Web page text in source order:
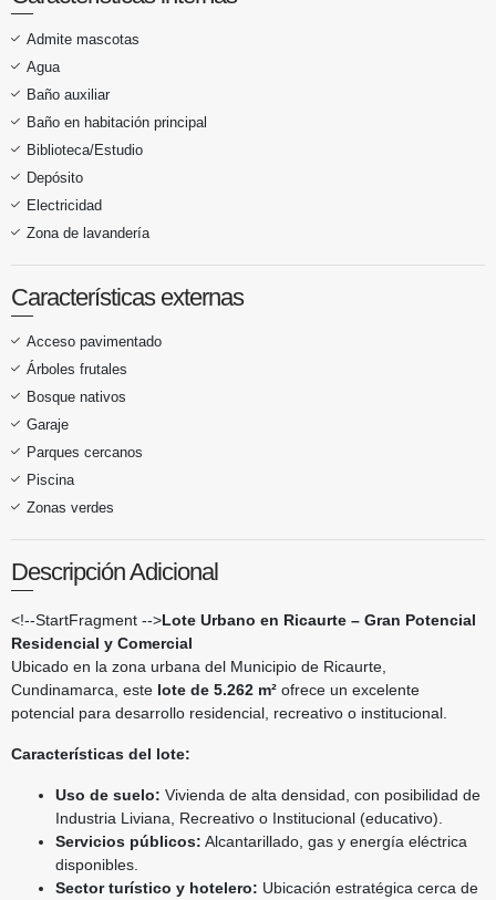
Admite mascotas
Agua
Baño auxiliar
Baño en habitación principal
Biblioteca/Estudio
Depósito
Electricidad
Zona de lavandería
Características externas
Acceso pavimentado
Árboles frutales
Bosque nativos
Garaje
Parques cercanos
Piscina
Zonas verdes
Descripción Adicional
<!--StartFragment -->Lote Urbano en Ricaurte – Gran Potencial
Residencial y Comercial
Ubicado en la zona urbana del Municipio de Ricaurte,
Cundinamarca, este lote de 5.262 m² ofrece un excelente
potencial para desarrollo residencial, recreativo o institucional.
Características del lote:
Uso de suelo: Vivienda de alta densidad, con posibilidad de
Industria Liviana, Recreativo o Institucional (educativo).
Servicios públicos: Alcantarillado, gas y energía eléctrica
disponibles.
Sector turístico y hotelero: Ubicación estratégica cerca de